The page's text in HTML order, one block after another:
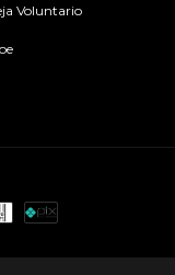
Voluntario